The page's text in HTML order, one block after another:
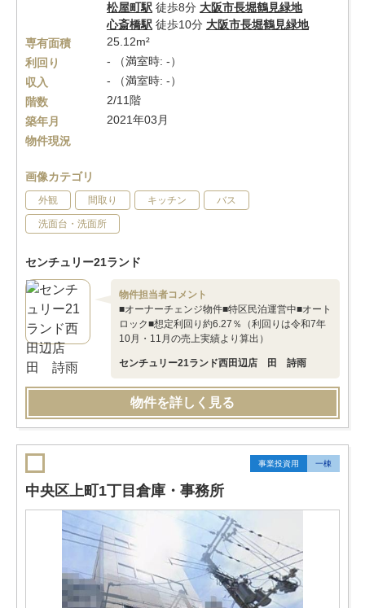
松屋町駅 徒歩8分 大阪市長堀鶴見緑地
心斎橋駅 徒歩10分 大阪市長堀鶴見緑地
専有面積
25.12m²
利回り
- （満室時: -）
収入
- （満室時: -）
階数
2/11階
築年月
2021年03月
物件現況
画像カテゴリ
外観 間取り キッチン バス
洗面台・洗面所
センチュリー21ランド
物件担当者コメント
■オーナーチェンジ物件■特区民泊運営中■オート
ロック■想定利回り約6.27％（利回りは令和7年
10月・11月の売上実績より算出）
センチュリー21ランド西田辺店 田 詩雨
物件を詳しく見る
事業投資用 一棟
中央区上町1丁目倉庫・事務所